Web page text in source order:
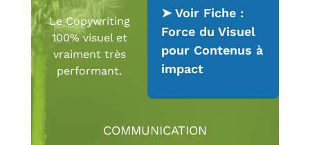
Le Copywriting
100% visuel et
vraiment très
performant.
➤ Voir Fiche :
Force du Visuel
pour Contenus à
impact
COMMUNICATION